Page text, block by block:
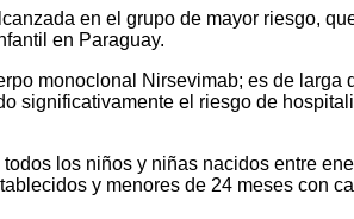
en el grupo de mayor riesgo,
en Paraguay.
monoclonal Nirsevimab; es de larga
significativamente el riesgo de
los niños y niñas nacidos entre
y menores de 24 meses con